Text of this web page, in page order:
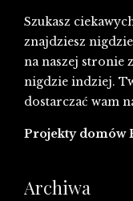
Szukasz
znajdziesz
na naszej stronie
nigdzie indziej.
dostarczać wam
Projekty domów
Archiwa